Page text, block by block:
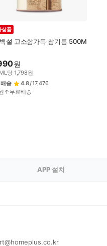
설 고소함가득 참기름 500M
상품
원
당 1,798원
송
4.8/17,476
↑무료배송
APP 설치